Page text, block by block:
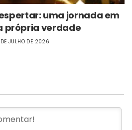
uma jornada em
própria verdade
JULHO DE 2026